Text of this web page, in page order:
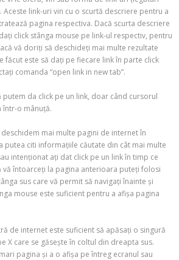
link-uri vin cu o scurtă descriere pentru a
pagina respectiva. Dacă scurta descriere
click stânga mouse pe link-ul respectiv, pentru
vă doriți să deschideți mai multe rezultate
făcut este să dați pe fiecare link în parte click
comanda “open link in new tab”.
putem da click pe un link, doar când cursorul
într-o mânuță.
mai multe pagini de internet în
putea citi informațiile căutate din cât mai multe
intenționat ați dat click pe un link în timp ce
vă întoarceți la pagina anterioara puteți folosi
sus care vă permit să navigați înainte și
mouse este suficient pentru a afișa pagina
de internet este suficient să apăsați o singură
X care se găsește în coltul din dreapta sus.
pagina și a o afișa pe întreg ecranul sau